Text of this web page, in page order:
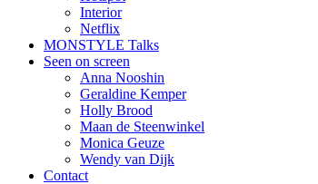
Interior
Netflix
MONSTYLE Talks
Seen on screen
Anna Nooshin
Geraldine Kemper
Holly Brood
Maan de Steenwinkel
Monica Geuze
Wendy van Dijk
Contact